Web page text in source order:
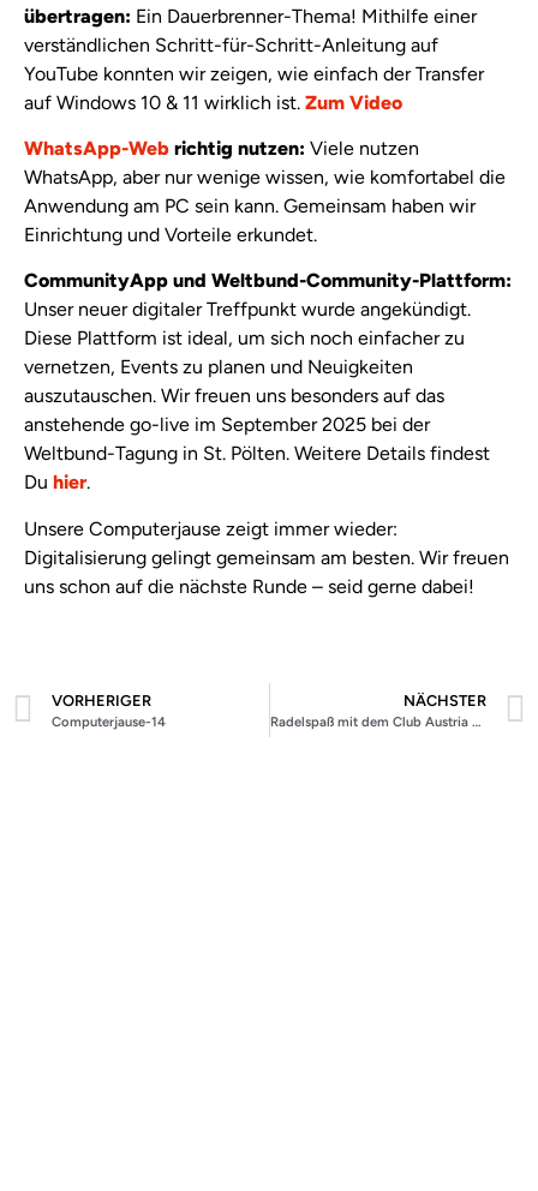
übertragen: Ein Dauerbrenner-Thema! Mithilfe einer
verständlichen Schritt-für-Schritt-Anleitung auf
YouTube konnten wir zeigen, wie einfach der Transfer
auf Windows 10 & 11 wirklich ist. Zum Video
WhatsApp-Web richtig nutzen: Viele nutzen
WhatsApp, aber nur wenige wissen, wie komfortabel die
Anwendung am PC sein kann. Gemeinsam haben wir
Einrichtung und Vorteile erkundet.
CommunityApp und Weltbund-Community-Plattform:
Unser neuer digitaler Treffpunkt wurde angekündigt.
Diese Plattform ist ideal, um sich noch einfacher zu
vernetzen, Events zu planen und Neuigkeiten
auszutauschen. Wir freuen uns besonders auf das
anstehende go-live im September 2025 bei der
Weltbund-Tagung in St. Pölten. Weitere Details findest
Du hier.
Unsere Computerjause zeigt immer wieder:
Digitalisierung gelingt gemeinsam am besten. Wir freuen
uns schon auf die nächste Runde – seid gerne dabei!
VORHERIGER
Computerjause-14
NÄCHSTER
Radelspaß mit dem Club Austria Hannover 🚴‍♀️☕🍰